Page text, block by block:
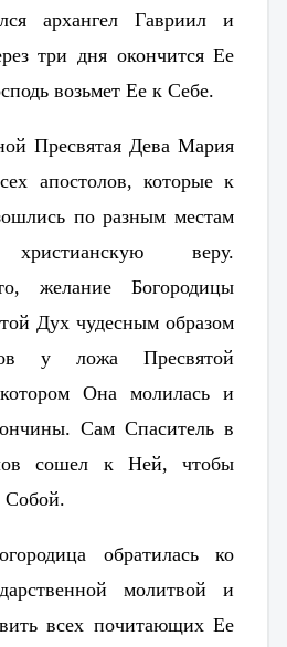
архангел Гавриил и
три дня окончится Ее
возьмет Ее к Себе.
Пресвятая Дева Мария
апостолов, которые к
по разным местам
христианскую веру.
желание Богородицы
Дух чудесным образом
у ложа Пресвятой
Она молилась и
Сам Спаситель в
сошел к Ней, чтобы
Собой.
обратилась ко
молитвой и
всех почитающих Ее